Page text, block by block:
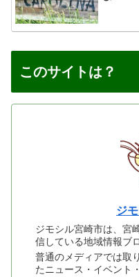
このサイトは？
ジ
ジモシル宮崎市は、宮
信している地域情報ブ
普通のメディアでは取
たニュース・イベント